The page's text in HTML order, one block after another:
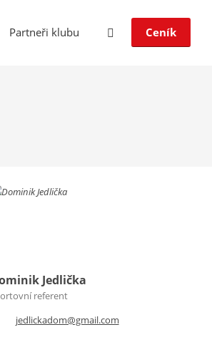
Partneři klubu Ceník
Jedlička
referent
jedlickadom@gmail.com